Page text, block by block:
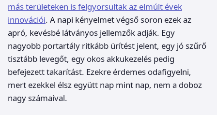
más területeken is felgyorsultak az elmúlt évek
innovációi. A napi kényelmet végső soron ezek az
apró, kevésbé látványos jellemzők adják. Egy
nagyobb portartály ritkább ürítést jelent, egy jó szűrő
tisztább levegőt, egy okos akkukezelés pedig
befejezett takarítást. Ezekre érdemes odafigyelni,
mert ezekkel élsz együtt nap mint nap, nem a doboz
nagy számaival.